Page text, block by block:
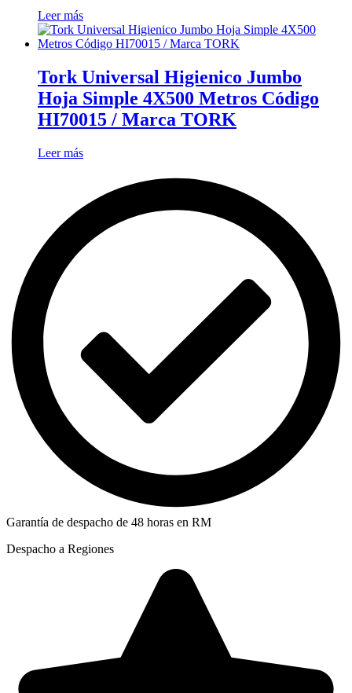
Leer más
Tork Universal Higienico Jumbo
Hoja Simple 4X500 Metros Código
HI70015 / Marca TORK
Leer más
Garantía de despacho de 48 horas en RM
Despacho a Regiones